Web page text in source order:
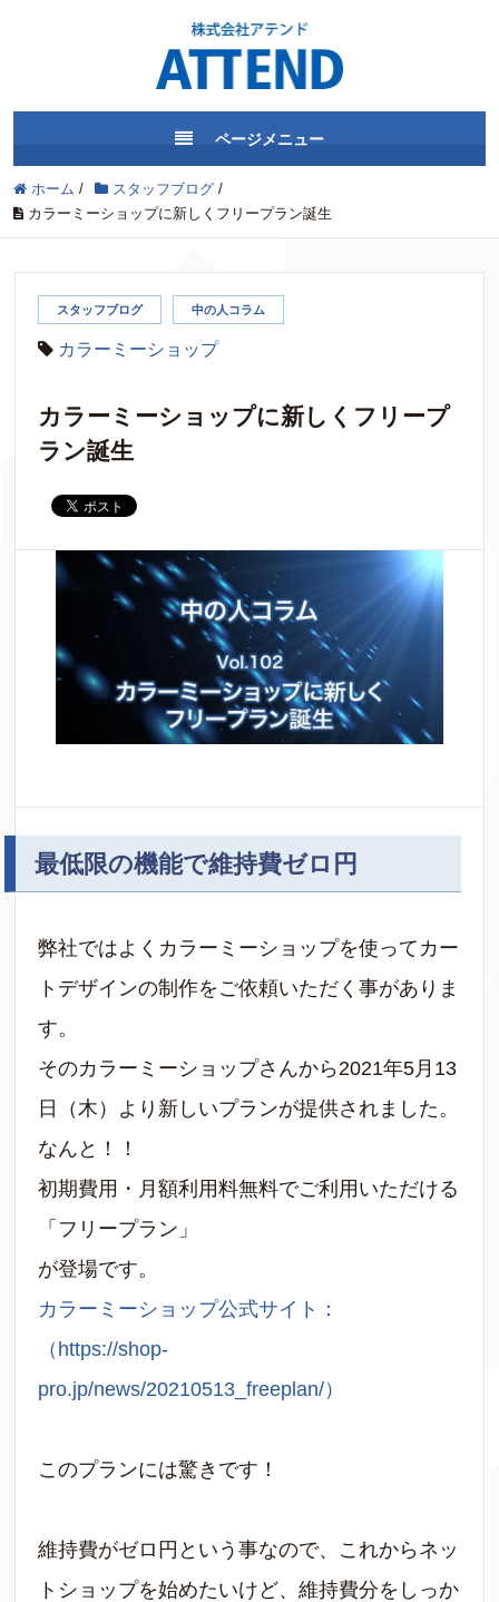
ページメニュー
ホーム / スタッフブログ /
カラーミーショップに新しくフリープラン誕生
スタッフブログ 中の人コラム
カラーミーショップ
カラーミーショップに新しくフリープ
ラン誕生
最低限の機能で維持費ゼロ円
弊社ではよくカラーミーショップを使ってカー
トデザインの制作をご依頼いただく事がありま
す。
そのカラーミーショップさんから2021年5月13
日（木）より新しいプランが提供されました。
なんと！！
初期費用・月額利用料無料でご利用いただける
「フリープラン」
が登場です。
カラーミーショップ公式サイト：
（https://shop-
pro.jp/news/20210513_freeplan/）
このプランには驚きです！
維持費がゼロ円という事なので、これからネッ
トショップを始めたいけど、維持費分をしっか